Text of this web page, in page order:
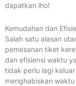
dapatkan lho!
Kemudahan dan
Salah satu alasan
pemesanan tiket
dan efisiensi waktu
tidak perlu lagi
menghabiskan